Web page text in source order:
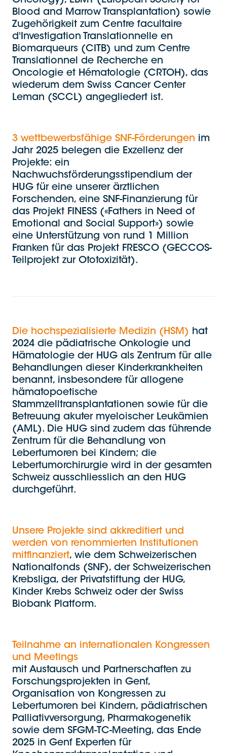
Blood and Marrow Transplantation) sowie
Zugehörigkeit zum Centre facultaire
d'Investigation Translationnelle en
Biomarqueurs (CITB) und zum Centre
Translationnel de Recherche en
Oncologie et Hématologie (CRTOH), das
wiederum dem Swiss Cancer Center
Leman (SCCL) angegliedert ist.
3 wettbewerbsfähige SNF-Förderungen im
Jahr 2025 belegen die Exzellenz der
Projekte: ein
Nachwuchsförderungsstipendium der
HUG für eine unserer ärztlichen
Forschenden, eine SNF-Finanzierung für
das Projekt FINESS («Fathers in Need of
Emotional and Social Support») sowie
eine Unterstützung von rund 1 Million
Franken für das Projekt FRESCO (GECCOS-
Teilprojekt zur Ototoxizität).
Die hochspezialisierte Medizin (HSM) hat
2024 die pädiatrische Onkologie und
Hämatologie der HUG als Zentrum für alle
Behandlungen dieser Kinderkrankheiten
benannt, insbesondere für allogene
hämatopoetische
Stammzelltransplantationen sowie für die
Betreuung akuter myeloischer Leukämien
(AML). Die HUG sind zudem das führende
Zentrum für die Behandlung von
Lebertumoren bei Kindern; die
Lebertumorchirurgie wird in der gesamten
Schweiz ausschliesslich an den HUG
durchgeführt.
Unsere Projekte sind akkreditiert und
werden von renommierten Institutionen
mitfinanziert, wie dem Schweizerischen
Nationalfonds (SNF), der Schweizerischen
Krebsliga, der Privatstiftung der HUG,
Kinder Krebs Schweiz oder der Swiss
Biobank Platform.
Teilnahme an internationalen Kongressen
und Meetings
mit Austausch und Partnerschaften zu
Forschungsprojekten in Genf,
Organisation von Kongressen zu
Lebertumoren bei Kindern, pädiatrischen
Palliativversorgung, Pharmakogenetik
sowie dem SFGM-TC-Meeting, das Ende
2025 in Genf Experten für